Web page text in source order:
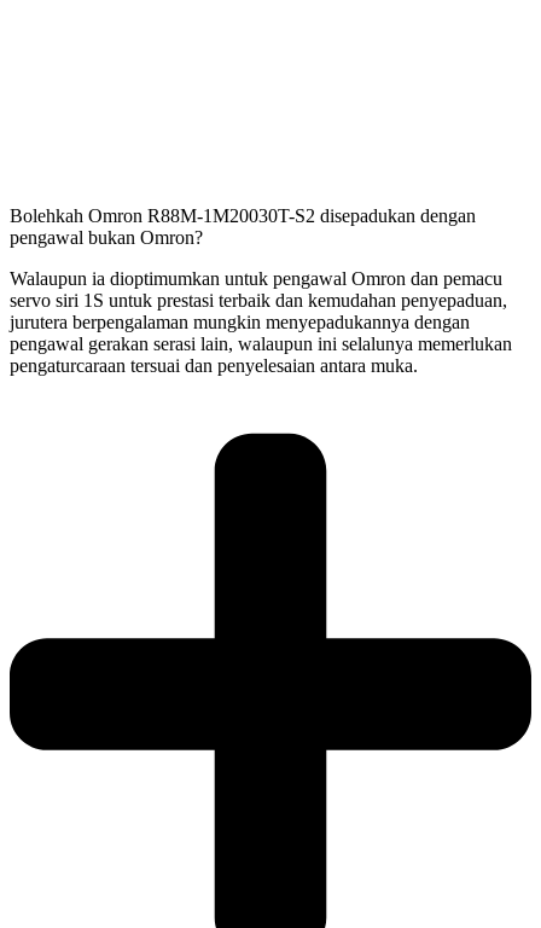
Bolehkah Omron R88M-1M20030T-S2 disepadukan dengan
pengawal bukan Omron?
Walaupun ia dioptimumkan untuk pengawal Omron dan pemacu
servo siri 1S untuk prestasi terbaik dan kemudahan penyepaduan,
jurutera berpengalaman mungkin menyepadukannya dengan
pengawal gerakan serasi lain, walaupun ini selalunya memerlukan
pengaturcaraan tersuai dan penyelesaian antara muka.